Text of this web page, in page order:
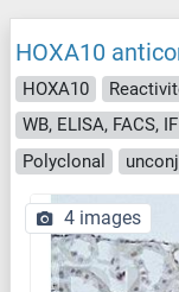
HOXA10
HOXA10
Polyclonal
4 images